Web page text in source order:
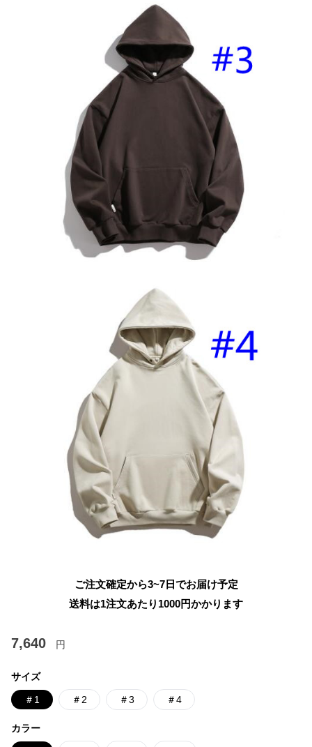
ご注文確定から3~7日でお届け予定
送料は1注文あたり 1000円かかります
7,640 円
サイズ
＃1 ＃2 ＃3 ＃4
カラー